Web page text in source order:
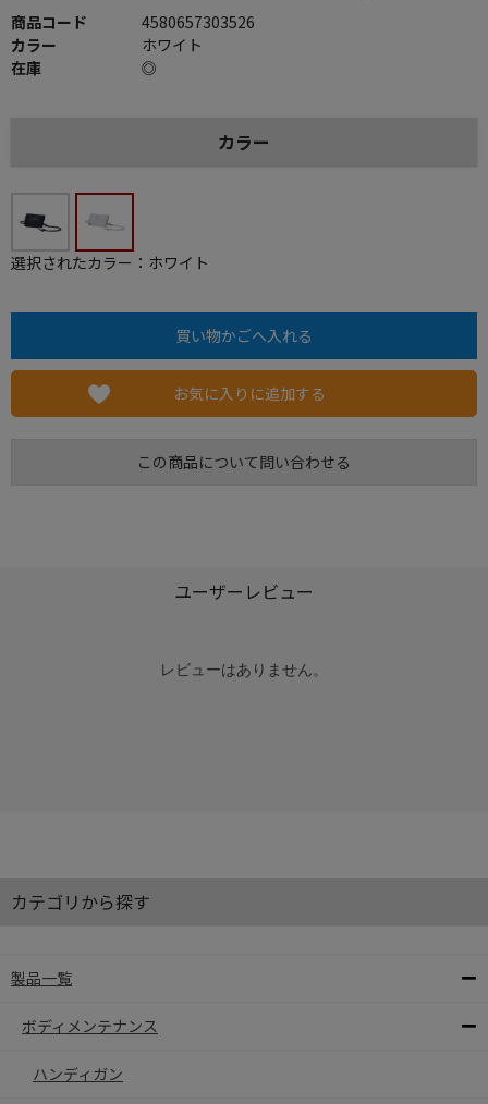
商品コード
4580657303526
カラー
ホワイト
在庫
◎
カラー
選択されたカラー：ホワイト
お気に入りに追加する
この商品について問い合わせる
ユーザーレビュー
レビューはありません。
カテゴリから探す
製品一覧
ボディメンテナンス
ハンディガン